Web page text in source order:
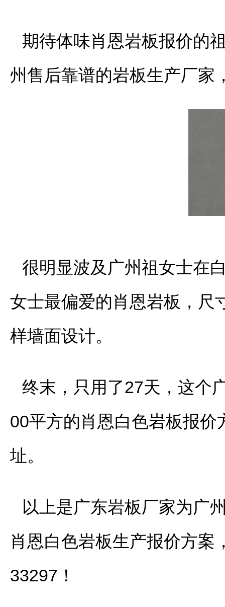
期待体味肖恩岩板报价的
州售后靠谱的岩板生产厂家
很明显波及广州祖女士在
女士最偏爱的肖恩岩板，尺
样墙面设计。
终末，只用了27天，这个
00平方的肖恩白色岩板报
址。
以上是广东岩板厂家为广
肖恩白色岩板生产报价方案
33297！